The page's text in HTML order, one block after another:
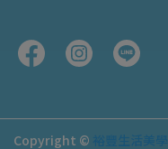
Copyright © 裕豐生活美學